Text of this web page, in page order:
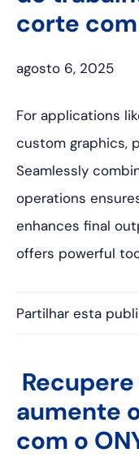
corte
agosto 6, 2025
For applications
custom graphics,
Seamlessly
operations
enhances final
offers powerful
Partilhar esta
aumente
com o